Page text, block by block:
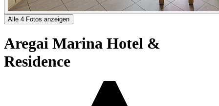
Alle 4 Fotos anzeigen
Aregai Marina Hotel &
Residence